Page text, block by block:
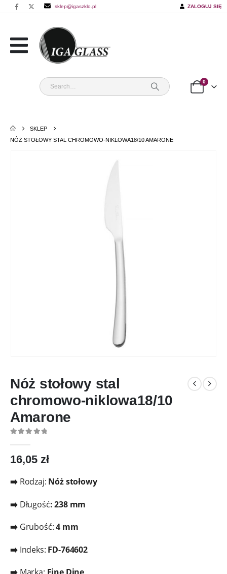
sklep@igaszklo.pl ZALOGUJ SIĘ
0
SKLEP
NÓŻ STOŁOWY STAL CHROMOWO-NIKLOWA18/10 AMARONE
Nóż stołowy stal
chromowo-niklowa18/10
Amarone
16,05 zł
➡️ Rodzaj: Nóż stołowy
➡️ Długość:238 mm
➡️ Grubość:4 mm
➡️ Indeks: FD-764602